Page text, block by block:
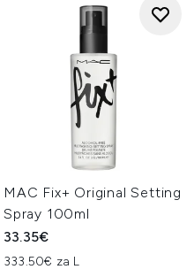
MAC Fix+ Original Setting
Spray 100ml
33.35€
333.50€ za L